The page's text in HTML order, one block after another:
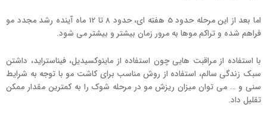
اما بعد از این مرحله حدود 5 هفته ای، حدود 8 تا 12 ماه آینده رشد مجدد مو
فراهم شده و تراکم موها به مرور زمان بیشتر و بیشتر می شود.
با استفاده از مراقبت هایی چون استفاده از ماینوکسیدیل، فیناستراید، داشتن
سبک زندگی سالم، استفاده از روش مناسب برای کاشت مو با توجه به شرایط
سنی و … می توان میزان ریزش مو در مرحله شوک را به کمترین مقدار ممکن
تقلیل داد.